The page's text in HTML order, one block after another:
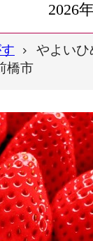
2026
やよい
橋市